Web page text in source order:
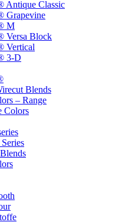
Antique Classic
Grapevine
M
Versa Block
Vertical
3-D
Blends
– Range
Colors